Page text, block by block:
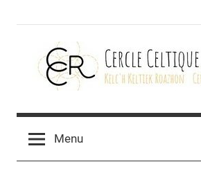
Cercle
celtique
Menu